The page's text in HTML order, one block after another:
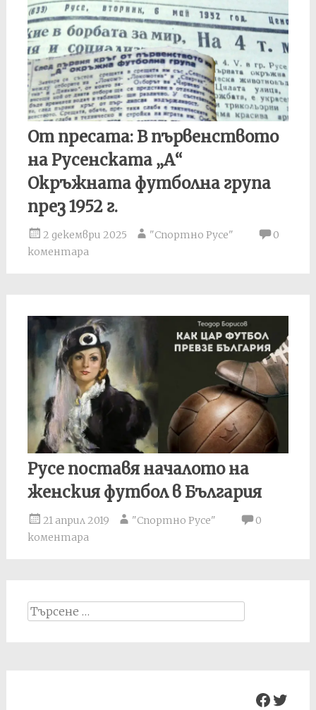
От пресата: В първенството
на Русенската „А“
Окръжната футболна група
през 1952 г.
2 декември 2025 "Спортно Русе"
0
коментара
Русе поставя началото на
женския футбол в България
21 април 2019 "Спортно Русе"
0
коментара
Search
for: